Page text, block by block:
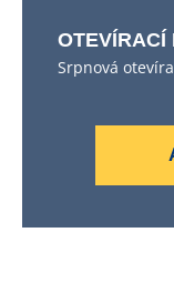
OTEVÍRACÍ
Srpnová